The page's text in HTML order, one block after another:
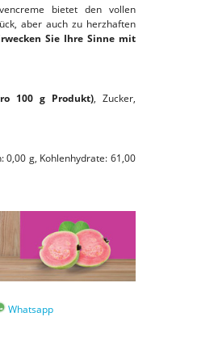
bietet den vollen
aber auch zu herzhaften
Sie Ihre Sinne mit
100 g Produkt), Zucker,
0,00 g, Kohlenhydrate: 61,00
Whatsapp